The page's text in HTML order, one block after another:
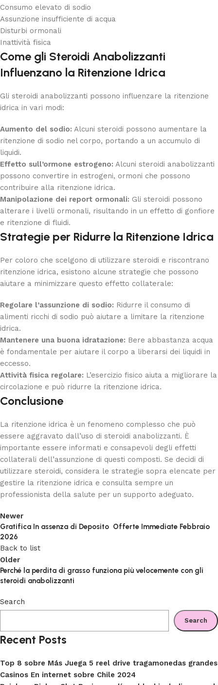
Consumo elevato di sodio
Assunzione insufficiente di acqua
Disturbi ormonali
Inattività fisica
Come gli Steroidi Anabolizzanti
Influenzano la Ritenzione Idrica
Gli steroidi anabolizzanti possono influenzare la ritenzione
idrica in vari modi:
Aumento del sodio: Alcuni steroidi possono aumentare la
ritenzione di sodio nel corpo, portando a un accumulo di
liquidi.
Effetto sull’ormone estrogeno: Alcuni steroidi anabolizzanti
possono convertire in estrogeni, ormoni che possono
contribuire alla ritenzione idrica.
Manipolazione dei report ormonali: Gli steroidi possono
alterare i livelli ormonali, risultando in un effetto di gonfiore
e ritenzione di fluidi.
Strategie per Ridurre la Ritenzione Idrica
Per coloro che scelgono di utilizzare steroidi e riscontrano
ritenzione idrica, esistono alcune strategie che possono
aiutare a minimizzare questo effetto collaterale:
Regolare l’assunzione di sodio: Ridurre il consumo di
alimenti ricchi di sodio può aiutare a limitare la ritenzione
idrica.
Mantenere una buona idratazione: Bere abbastanza acqua
è fondamentale per aiutare il corpo a liberarsi dei liquidi in
eccesso.
Attività fisica regolare: L’esercizio fisico aiuta a migliorare la
circolazione e può ridurre la ritenzione idrica.
Conclusione
La ritenzione idrica è un fenomeno complesso che può
essere aggravato dall’uso di steroidi anabolizzanti. È
importante essere informati e consapevoli degli effetti
collaterali dell’assunzione di questi composti. Se decidi di
utilizzare steroidi, considera le strategie sopra elencate per
gestire la ritenzione idrica e consulta sempre un
professionista della salute per un supporto adeguato.
Newer
Gratifica In assenza di Deposito ️ Offerte Immediate Febbraio
2026
Back to list
Older
Perché la perdita di grasso funziona più velocemente con gli
steroidi anabolizzanti
Search
Search
Recent Posts
Top 8 sobre Más Juega 5 reel drive tragamonedas grandes
Casinos En internet sobre Chile 2024